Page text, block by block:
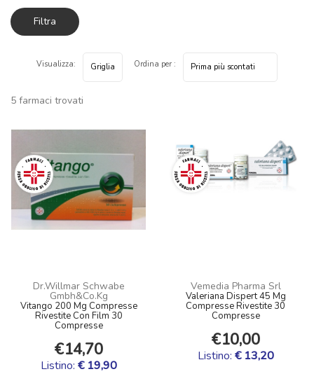
Filtra
5 farmaci trovati
Visualizza: Ordina per :
Dr.Willmar Schwabe
Gmbh&Co.Kg
Vitango 200 Mg Compresse
Rivestite Con Film 30
Compresse
€14,70
Listino: € 19,90
Vemedia Pharma Srl
Valeriana Dispert 45 Mg
Compresse Rivestite 30
Compresse
€10,00
Listino: € 13,20